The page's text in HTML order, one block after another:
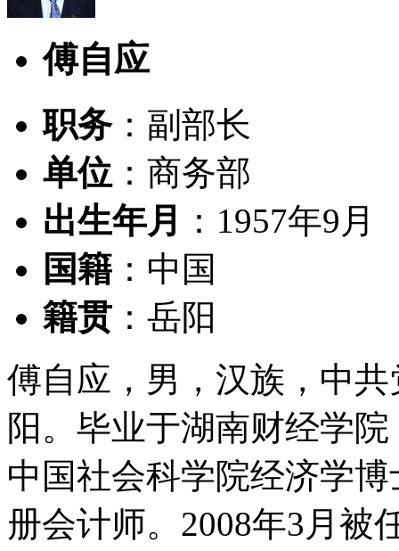
傅自应
职务：副部长
单位 ：商务部
出生年月
：1957年9月
国籍 ：中国
籍贯 ：岳阳
傅自应，男，汉族，中
阳。毕业于湖南财经学
中国社会科学院经济学
册会计师。2008年3月被